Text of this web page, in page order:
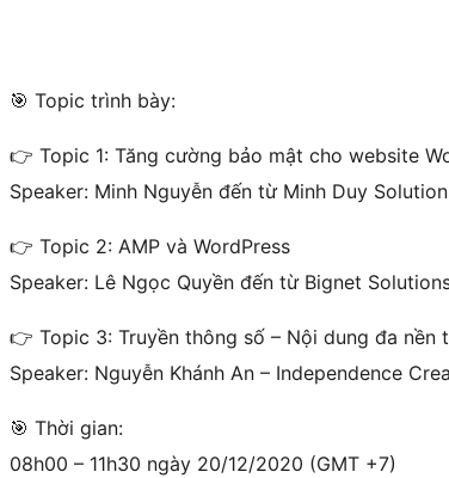
🎯 Topic trình bày:
👉 Topic 1: Tăng cường bảo mật cho website
Speaker: Minh Nguyễn đến từ Minh Duy
👉 Topic 2: AMP và WordPress
Speaker: Lê Ngọc Quyền đến từ Bignet
👉 Topic 3: Truyền thông số – Nội dung đa nền
Speaker: Nguyễn Khánh An – Independence
🎯 Thời gian:
08h00 – 11h30 ngày 20/12/2020 (GMT +7)